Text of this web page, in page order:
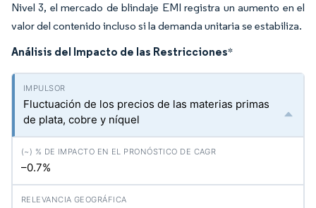
Nivel 3, el mercado de blindaje EMI registra un aumento en el
valor del contenido incluso si la demanda unitaria se estabiliza.
Análisis del Impacto de las Restricciones*
Fluctuación de los precios de las materias primas
de plata, cobre y níquel
–0.7%